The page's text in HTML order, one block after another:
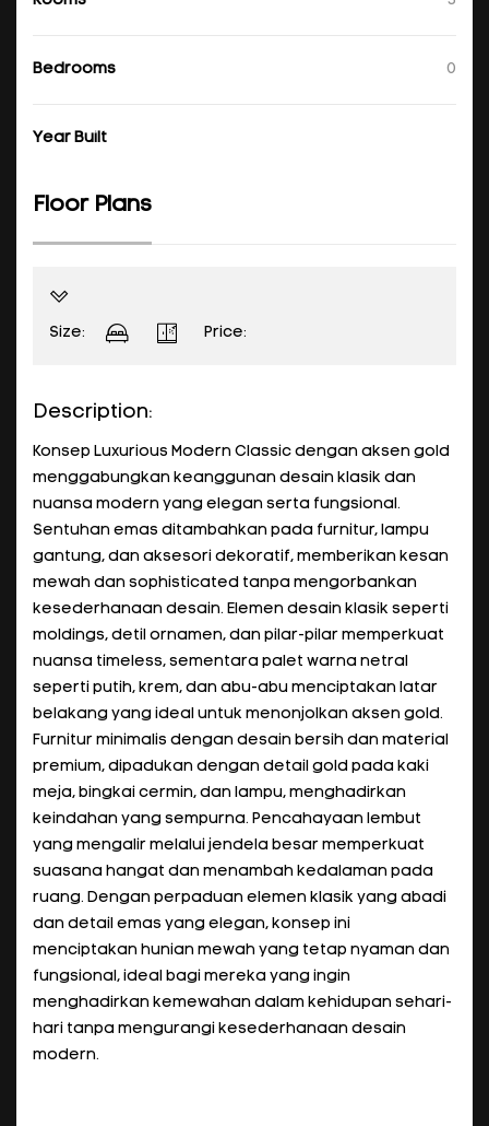
Bedrooms 0
Year Built
Floor Plans
Size: Price:
Description:
Konsep Luxurious Modern Classic dengan aksen gold
menggabungkan keanggunan desain klasik dan
nuansa modern yang elegan serta fungsional.
Sentuhan emas ditambahkan pada furnitur, lampu
gantung, dan aksesori dekoratif, memberikan kesan
mewah dan sophisticated tanpa mengorbankan
kesederhanaan desain. Elemen desain klasik seperti
moldings, detil ornamen, dan pilar-pilar memperkuat
nuansa timeless, sementara palet warna netral
seperti putih, krem, dan abu-abu menciptakan latar
belakang yang ideal untuk menonjolkan aksen gold.
Furnitur minimalis dengan desain bersih dan material
premium, dipadukan dengan detail gold pada kaki
meja, bingkai cermin, dan lampu, menghadirkan
keindahan yang sempurna. Pencahayaan lembut
yang mengalir melalui jendela besar memperkuat
suasana hangat dan menambah kedalaman pada
ruang. Dengan perpaduan elemen klasik yang abadi
dan detail emas yang elegan, konsep ini
menciptakan hunian mewah yang tetap nyaman dan
fungsional, ideal bagi mereka yang ingin
menghadirkan kemewahan dalam kehidupan sehari-
hari tanpa mengurangi kesederhanaan desain
modern.